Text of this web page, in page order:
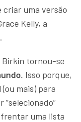
criar uma versão
Kelly, a
Birkin tornou-se
. Isso porque,
mais) para
uma lista